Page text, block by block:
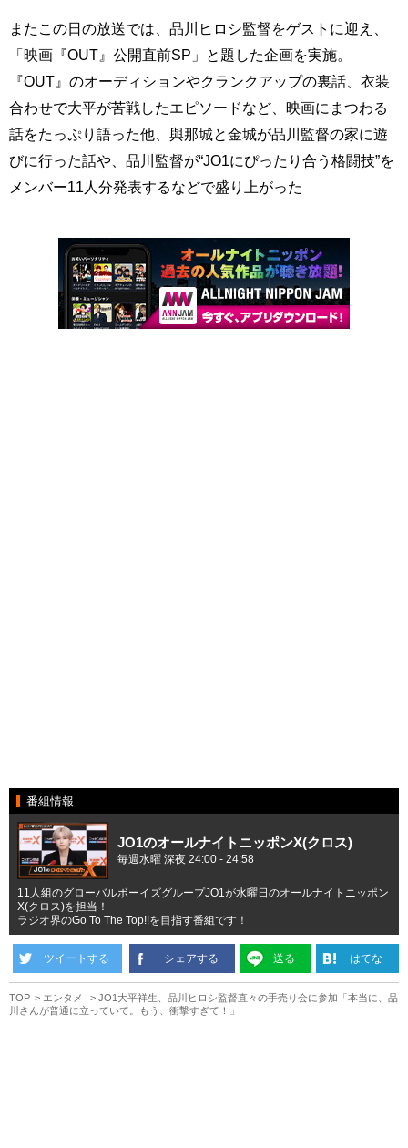
またこの日の放送では、品川ヒロシ監督をゲストに迎え、
「映画『OUT』公開直前SP」と題した企画を実施。
『OUT』のオーディションやクランクアップの裏話、衣装
合わせで大平が苦戦したエピソードなど、映画にまつわる
話をたっぷり語った他、與那城と金城が品川監督の家に遊
びに行った話や、品川監督が“JO1にぴったり合う格闘技”を
メンバー11人分発表するなどで盛り上がった
番組情報
JO1のオールナイトニッポンX(クロス)
毎週水曜 深夜 24:00 - 24:58
11人組のグローバルボーイズグループJO1が水曜日のオールナイトニッポン
X(クロス)を担当！
ラジオ界のGo To The Top!!を目指す番組です！
ツイートする シェアする 送る はてな
TOP エンタメ
JO1大平祥生、品川ヒロシ監督直々の手売り会に参加「本当に、品
川さんが普通に立っていて。もう、衝撃すぎて！」